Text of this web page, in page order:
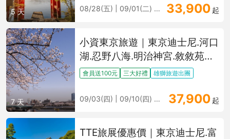
5 天
08/28(五) | 09/01(二) 更多
33,900 起
7 天
小資東京旅遊｜東京迪士尼.河口
湖.忍野八海.明治神宮.敘敘苑燒
肉.溫泉購物七日
會員送100元 三大好禮 雄獅旅遊出團
09/03(四) | 09/10(四) 更多 37,900 起
TTE旅展優惠價｜東京迪士尼.富